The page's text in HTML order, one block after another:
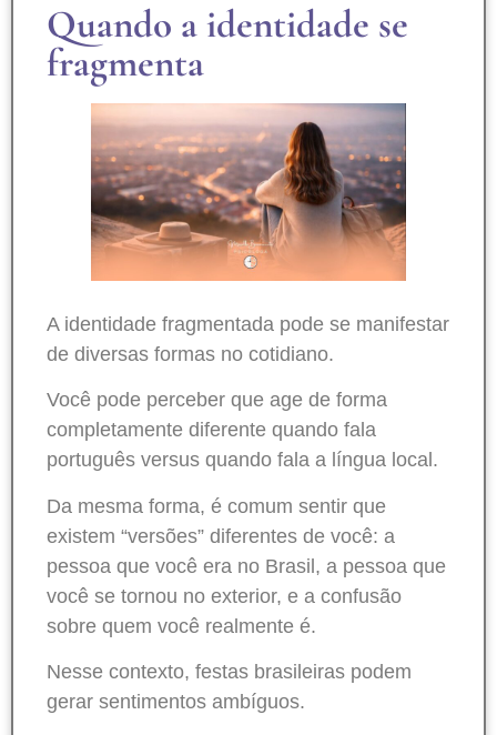
Quando a identidade se
fragmenta
A identidade fragmentada pode se manifestar
de diversas formas no cotidiano.
Você pode perceber que age de forma
completamente diferente quando fala
português versus quando fala a língua local.
Da mesma forma, é comum sentir que
existem “versões” diferentes de você: a
pessoa que você era no Brasil, a pessoa que
você se tornou no exterior, e a confusão
sobre quem você realmente é.
Nesse contexto, festas brasileiras podem
gerar sentimentos ambíguos.